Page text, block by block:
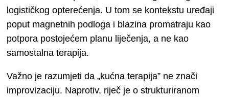
logističkog opterećenja. U tom se kontekstu uređaji
poput magnetnih podloga i blazina promatraju kao
potpora postojećem planu liječenja, a ne kao
samostalna terapija.
Važno je razumjeti da „kućna terapija” ne znači
improvizaciju. Naprotiv, riječ je o strukturiranom